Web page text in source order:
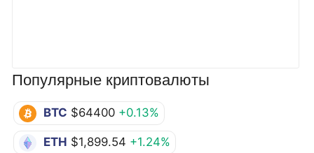
Популярные криптовалюты
BTC $64400 +0.13%
ETH $1,899.54 +1.24%